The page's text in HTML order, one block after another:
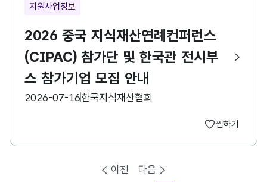
지원사업정보
2026 중국 지식재산연례컨퍼런스
(CIPAC) 참가단 및 한국관 전시부
스 참가기업 모집 안내
등록일
2026-07-16수집기관한국지식재산협회
찜하기
이전
다음